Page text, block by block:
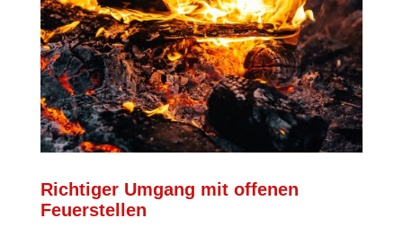
Richtiger Umgang mit offenen
Feuerstellen